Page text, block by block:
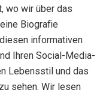
wo wir über das
Biografie
informativen
Ihren Social-Media-
Lebensstil und das
sehen. Wir lesen